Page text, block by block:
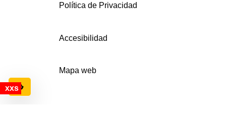
Configuración de cookies
Política de Privacidad
Accesibilidad
Mapa web